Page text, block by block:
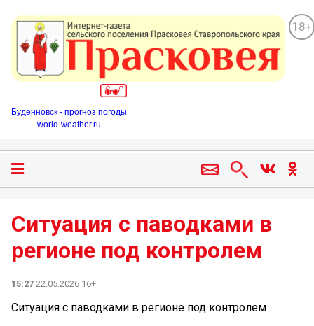
18+
Буденновск - прогноз погоды
world-weather.ru
Ситуация с паводками в
регионе под контролем
15:27 22.05.2026 16+
Ситуация с паводками в регионе под контролем